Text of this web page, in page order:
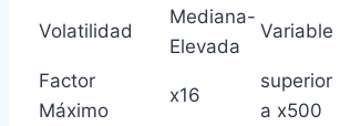
Volatilidad
Mediana-
Elevada
Variable
Factor
Máximo
x16
superior
a x500